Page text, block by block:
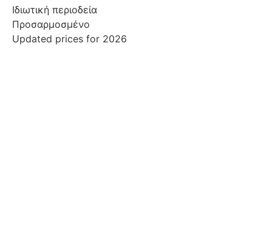
Ιδιωτική περιοδεία
Προσαρμοσμένο
Updated prices for 2026